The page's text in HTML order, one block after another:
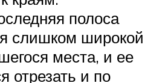
полоса
слишком широкой
места, и ее
отрезать и по